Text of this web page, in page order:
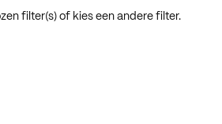
filter(s) of kies een andere filter.